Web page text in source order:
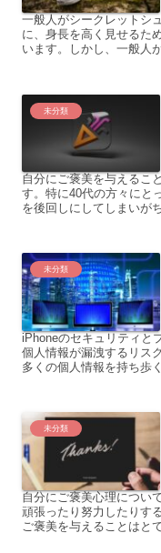
一般人がシークレットシ
に、身長を高く見せるた
います。しかし、一般人
未分類
自分にご褒美を与えるこ
す。特に40代の方々にと
を後回しにしてしまいが
未分類
iPhoneのセキュリティと
個人情報が漏洩するリス
多くの個人情報を持ち歩
未分類
自分にご褒美心理につい
頑張ったり努力したりす
ご褒美を与えることはと